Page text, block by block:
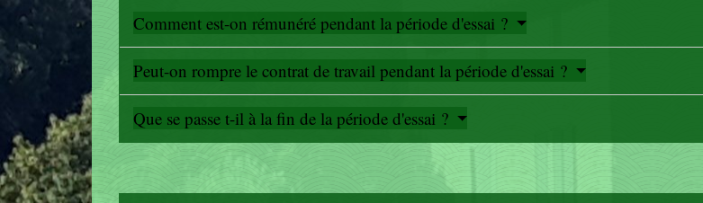
Comment est-on rémunéré pendant la période d'essai ?
Peut-on rompre le contrat de travail pendant la période d'essai ?
Que se passe t-il à la fin de la période d'essai ?